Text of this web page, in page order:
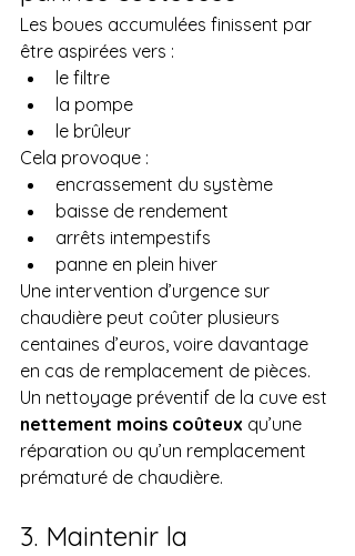
Les boues accumulées finissent par
être aspirées vers :
le filtre
la pompe
le brûleur
Cela provoque :
encrassement du système
baisse de rendement
arrêts intempestifs
panne en plein hiver
Une intervention d’urgence sur
chaudière peut coûter plusieurs
centaines d’euros, voire davantage
en cas de remplacement de pièces.
Un nettoyage préventif de la cuve est
nettement moins coûteux qu’une
réparation ou qu’un remplacement
prématuré de chaudière.
3. Maintenir la